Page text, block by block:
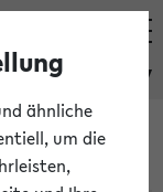
eKVV
ähnliche
um die